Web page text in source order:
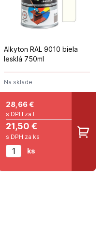
Alkyton RAL 9010 biela
lesklá 750ml
Na sklade
28,66€
s DPH za l
21,50 €
s DPH za ks
ks